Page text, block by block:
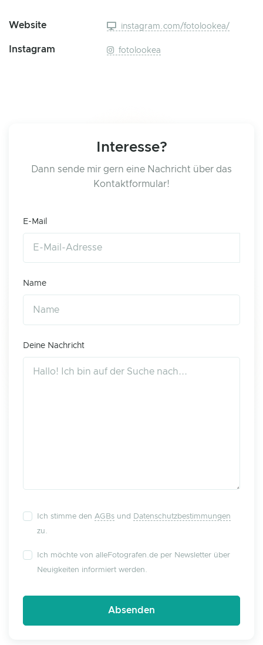
Website instagram.com/fotolookea/
Instagram fotolookea
Interesse?
Dann sende mir gern eine Nachricht über das
Kontaktformular!
E-Mail
Name
Deine Nachricht
Ich stimme den AGBs und
Datenschutzbestimmungen
zu.
Ich möchte von alleFotografen.de per Newsletter über
Neuigkeiten informiert werden.